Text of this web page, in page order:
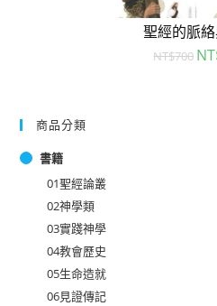
聖經的脈
NT$700
商品分類
書籍
01聖經論叢
02神學類
03實踐神學
04教會歷史
05生命造就
06見證傳記